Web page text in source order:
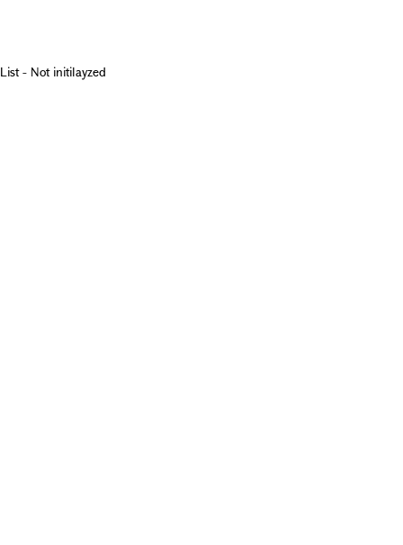
List - Not initilayzed